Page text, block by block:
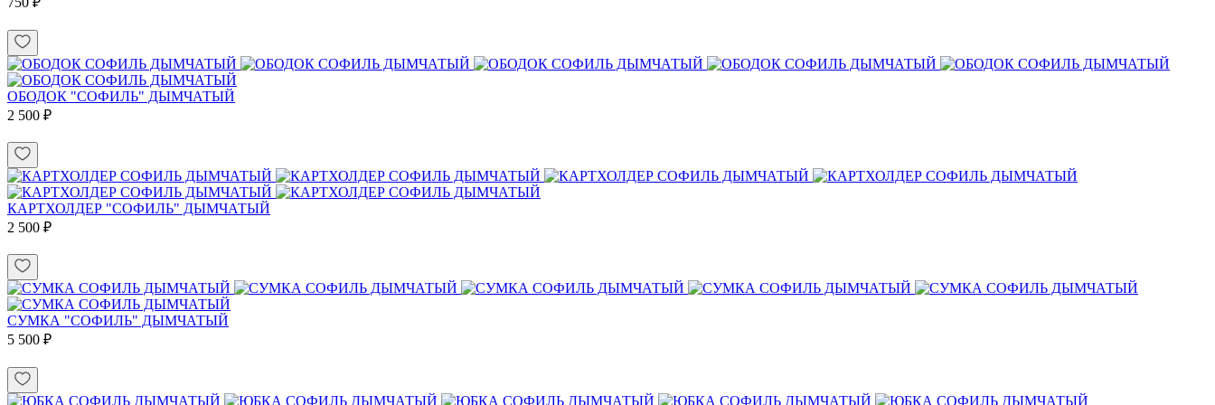
ОБОДОК "СОФИЛЬ" ДЫМЧАТЫЙ
2 500 ₽
КАРТХОЛДЕР "СОФИЛЬ" ДЫМЧАТЫЙ
2 500 ₽
СУМКА "СОФИЛЬ" ДЫМЧАТЫЙ
5 500 ₽